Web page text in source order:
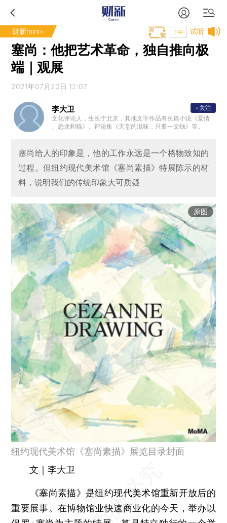
财新mini+ 试听
T中
塞尚：他把艺术革命，独自推向极
端｜观展
2021年07月20日 12:07
李大卫
文化评论人，生长于北京，其他文字作品有长篇小说《爱情
、恐龙和猫》、评论集《天堂的滋味，只要一文钱》等。
+关注
塞尚给人的印象是，他的工作永远是一个格物致知的
过程。但纽约现代美术馆《塞尚素描》特展陈示的材
料，说明我们的传统印象大可质疑
原图
纽约现代美术馆《塞尚素描》展览目录封面
文｜李大卫
《塞尚素描》是纽约现代美术馆重新开放后的
重要展事。在博物馆业快速商业化的今天，举办以